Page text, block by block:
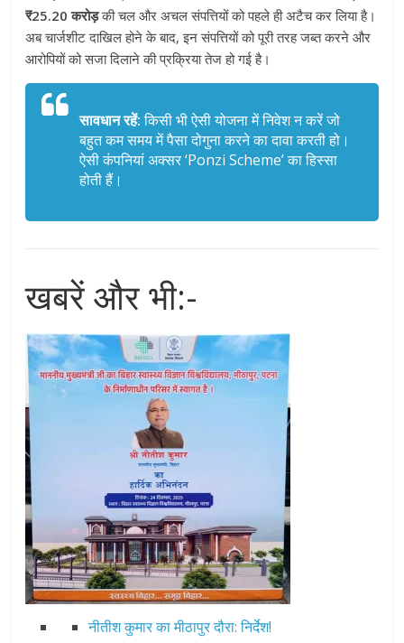
₹25.20 करोड़की चल और अचल संपत्तियों को पहले ही अटैच कर लिया है।
अब चार्जशीट दाखिल होने के बाद, इन संपत्तियों को पूरी तरह जब्त करने और
आरोपियों को सजा दिलाने की प्रक्रिया तेज हो गई है।
सावधान रहें:किसी भी ऐसी योजना में निवेश न करें जो
बहुत कम समय में पैसा दोगुना करने का दावा करती हो।
ऐसी कंपनियां अक्सर ‘Ponzi Scheme’ का हिस्सा
होती हैं।
खबरें और भी:-
नीतीश कुमार का मीठापुर दौरा: निर्देश!